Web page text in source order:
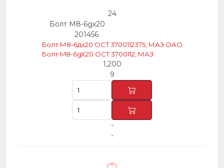
24
Болт М8-6gх20
201456
Болт М8-6дх20 ОСТ 3700112375, МАЗ ОАО
Болт M8-6gX20 OCT 3700112, МАЗ
1,200
9
-
-